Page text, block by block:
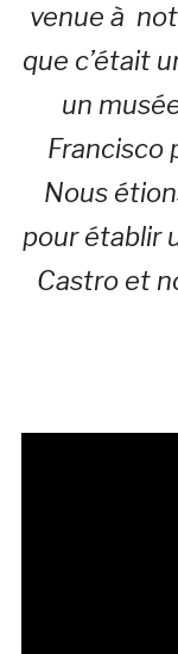
venue à
que c’était
un
Francisco
Nous
pour établir
Castro et